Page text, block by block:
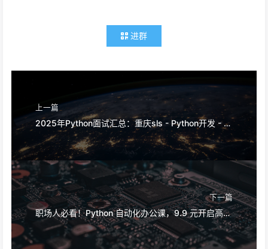
进群
上一篇
2025年Python面试汇总：重庆sls - Python开发 - 13k-30k * 14薪
下一篇
职场人必看！Python 自动化办公课，9.9 元开启高效办公时代